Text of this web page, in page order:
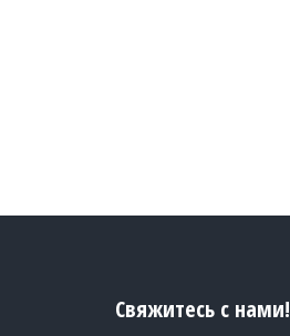
Свяжитесь с нами!